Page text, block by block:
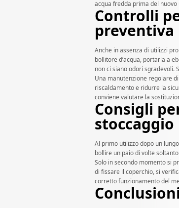
acqua fredda prima del nuovo
Controlli
preventiva
Anche in assenza di utilizzi
bollitore d’acqua, portarla a
non ci siano odori sgradevoli.
Una manutenzione regolare
riscaldamento e ridurre la
conviene valutare la
Consigli
stoccaggio
Al primo utilizzo dopo un
bollire un paio di volte
Solo in secondo momento si
di fissare il coperchio, si
corretto funzionamento del
Conclusioni